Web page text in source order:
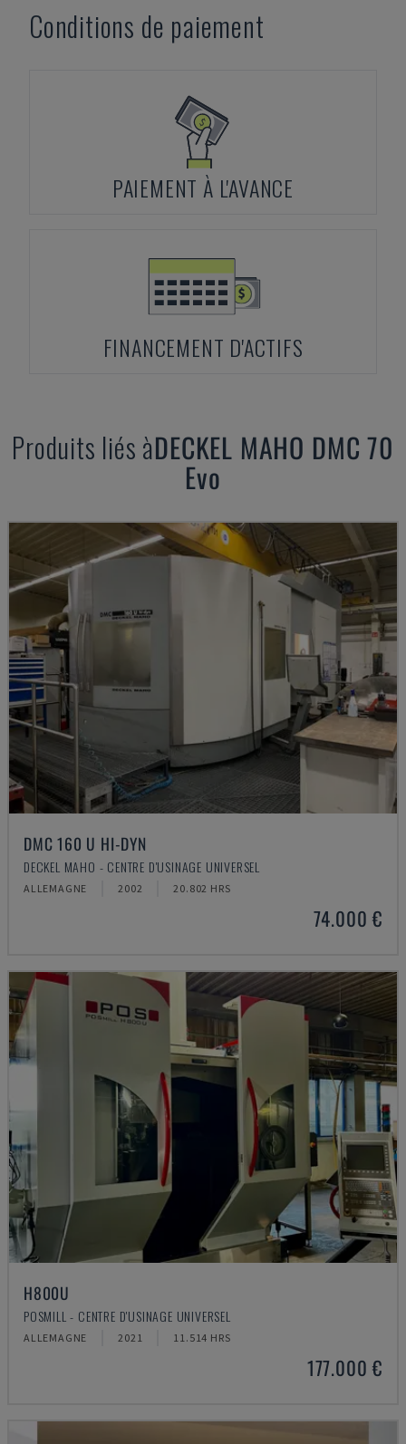
Conditions de paiement
PAIEMENT À L'AVANCE
FINANCEMENT D'ACTIFS
Produits liés àDECKEL MAHO DMC 70
Evo
DMC 160 U HI-DYN
DECKEL MAHO - CENTRE D'USINAGE UNIVERSEL
ALLEMAGNE 2002 20.802 HRS
74.000 €
H800U
POSMILL - CENTRE D'USINAGE UNIVERSEL
ALLEMAGNE 2021 11.514 HRS
177.000 €